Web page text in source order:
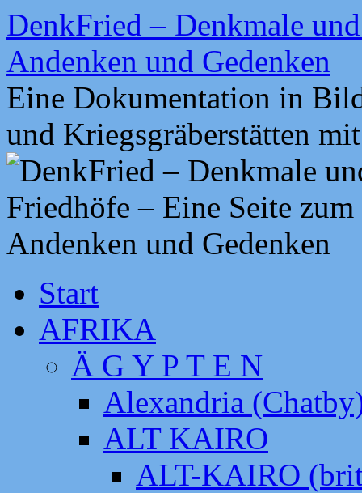
Zum
Inhalt
springen
DenkFried – Denkmale
Andenken und Gedenken
Eine Dokumentation in
und Kriegsgräberstätten
Start
AFRIKA
Ä G Y P T E N
Alexandria
ALT KAIRO
ALT-KAIRO